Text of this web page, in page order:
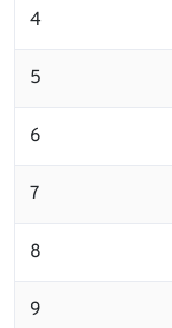
4
5
6
7
8
9